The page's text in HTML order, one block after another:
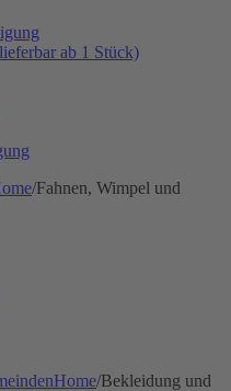
ab 1 Stück)
/Fahnen, Wimpel und
Home/Bekleidung und